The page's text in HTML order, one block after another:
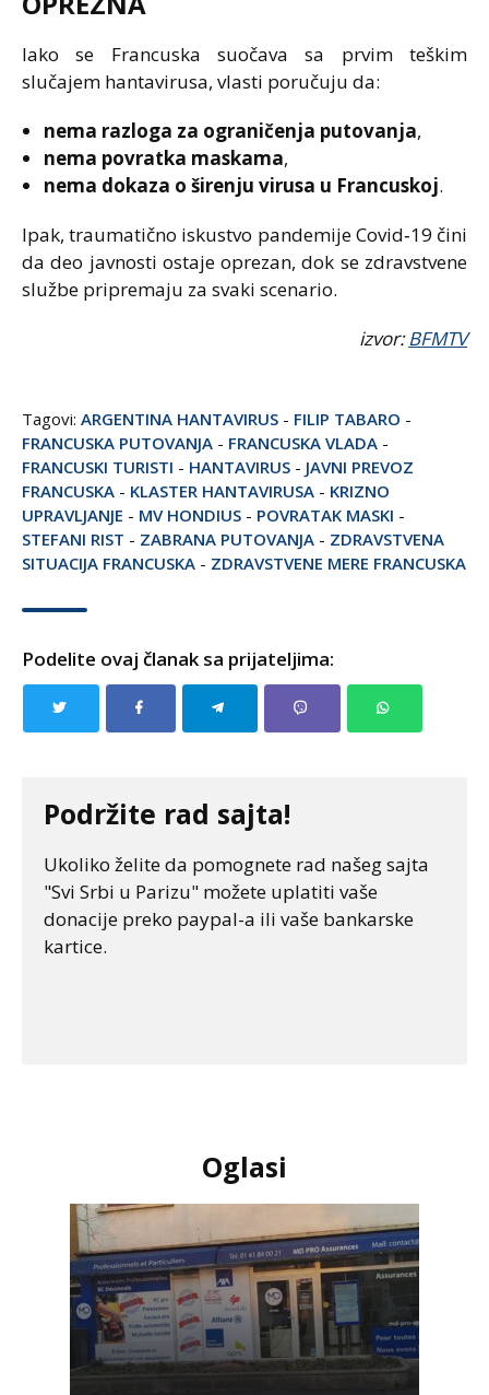
Iako se Francuska suočava sa prvim teškim
slučajem hantavirusa, vlasti poručuju da:
nema razloga za ograničenja putovanja,
nema povratka maskama,
nema dokaza o širenju virusa u Francuskoj.
Ipak, traumatično iskustvo pandemije Covid‑19 čini
da deo javnosti ostaje oprezan, dok se zdravstvene
službe pripremaju za svaki scenario.
izvor:BFMTV
Tagovi: ARGENTINA HANTAVIRUS - FILIP TABARO -
FRANCUSKA PUTOVANJA - FRANCUSKA VLADA -
FRANCUSKI TURISTI - HANTAVIRUS - JAVNI PREVOZ
FRANCUSKA - KLASTER HANTAVIRUSA - KRIZNO
UPRAVLJANJE - MV HONDIUS - POVRATAK MASKI -
STEFANI RIST - ZABRANA PUTOVANJA - ZDRAVSTVENA
SITUACIJA FRANCUSKA - ZDRAVSTVENE MERE FRANCUSKA
Podelite ovaj članak sa prijateljima:
Podržite rad sajta!
Ukoliko želite da pomognete rad našeg sajta
"Svi Srbi u Parizu" možete uplatiti vaše
donacije preko paypal-a ili vaše bankarske
kartice.
Oglasi